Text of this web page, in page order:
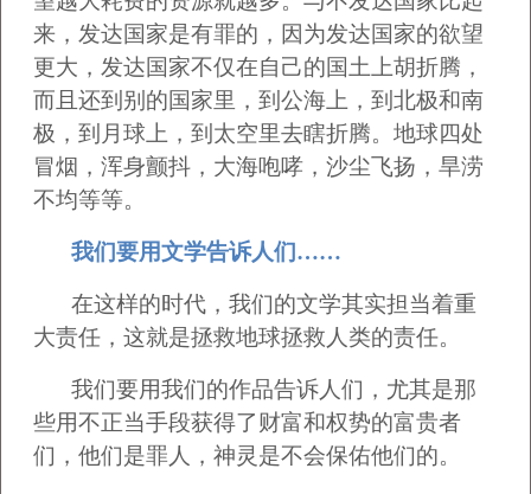
来，发达国家是有罪的，因为发达国家的欲望
更大，发达国家不仅在自己的国土上胡折腾，
而且还到别的国家里，到公海上，到北极和南
极，到月球上，到太空里去瞎折腾。地球四处
冒烟，浑身颤抖，大海咆哮，沙尘飞扬，旱涝
不均等等。
我们要用文学告诉人们……
在这样的时代，我们的文学其实担当着重
大责任，这就是拯救地球拯救人类的责任。
我们要用我们的作品告诉人们，尤其是那
些用不正当手段获得了财富和权势的富贵者
们，他们是罪人，神灵是不会保佑他们的。